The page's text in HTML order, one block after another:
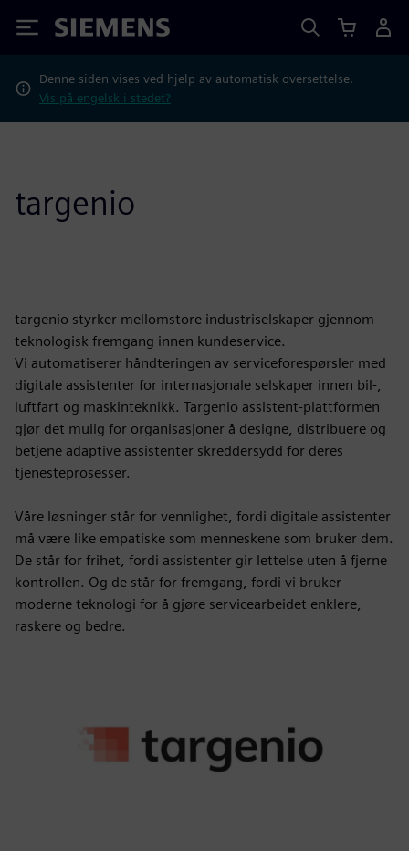
Siemens
Denne siden vises ved hjelp av automatisk oversettelse.
Vis på engelsk i stedet?
targenio
targenio styrker mellomstore industriselskaper gjennom
teknologisk fremgang innen kundeservice.
Vi automatiserer håndteringen av serviceforespørsler med
digitale assistenter for internasjonale selskaper innen bil-,
luftfart og maskinteknikk. Targenio assistent-plattformen
gjør det mulig for organisasjoner å designe, distribuere og
betjene adaptive assistenter skreddersydd for deres
tjenesteprosesser.
Våre løsninger står for vennlighet, fordi digitale assistenter
må være like empatiske som menneskene som bruker dem.
De står for frihet, fordi assistenter gir lettelse uten å fjerne
kontrollen. Og de står for fremgang, fordi vi bruker
moderne teknologi for å gjøre servicearbeidet enklere,
raskere og bedre.